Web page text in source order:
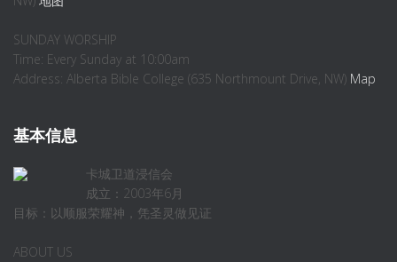
SUNDAY WORSHIP
Time: Every Sunday at 10:00am
Address: Alberta Bible College (635 Northmount Drive, NW) Map
基本信息
卡城卫道浸信会
成立：2003年6月
目标：以顺服荣耀神，凭圣灵做见证
ABOUT US